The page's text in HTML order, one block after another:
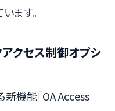
ます。
アクセス制御オプシ
機能「OA Access